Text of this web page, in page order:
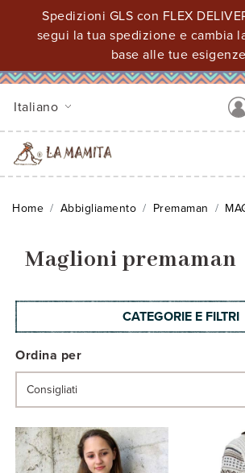
Spedizioni GLS con FLEX
segui la tua spedizione e cambia
base alle tue
Italiano
Home Abbigliamento Premaman
Maglioni premaman
CATEGORIE E FILTRI
Ordina per